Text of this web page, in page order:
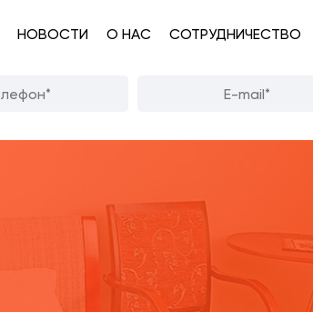
НОВОСТИ О НАС СОТРУДНИЧЕСТВО